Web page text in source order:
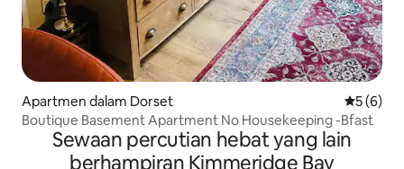
Apartmen dalam Dorset
5 (6)
Boutique Basement Apartment No Housekeeping -Bfast
Sewaan percutian hebat yang lain
berhampiran Kimmeridge Bay